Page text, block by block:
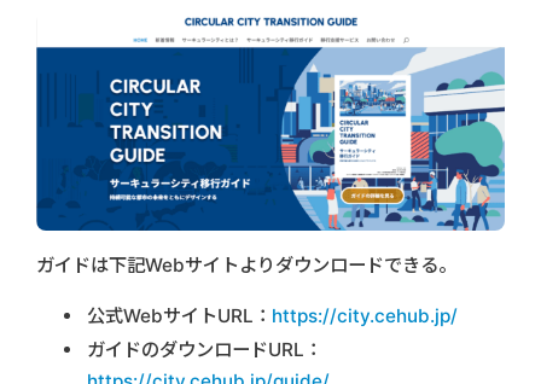
ガイドは下記Webサイトよりダウンロードできる。
公式WebサイトURL： https://city.cehub.jp/
ガイドのダウンロードURL：